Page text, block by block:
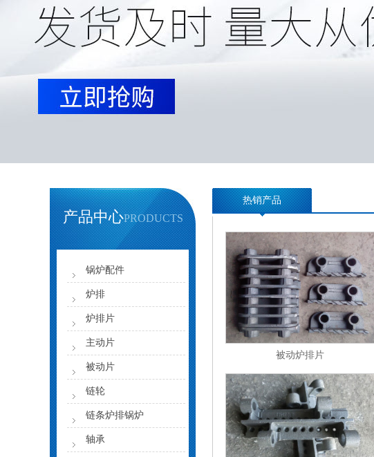
产品中心PRODUCTS
锅炉配件
炉排
炉排片
主动片
被动片
链轮
链条炉排锅炉
轴承
热销产品
被动炉排片